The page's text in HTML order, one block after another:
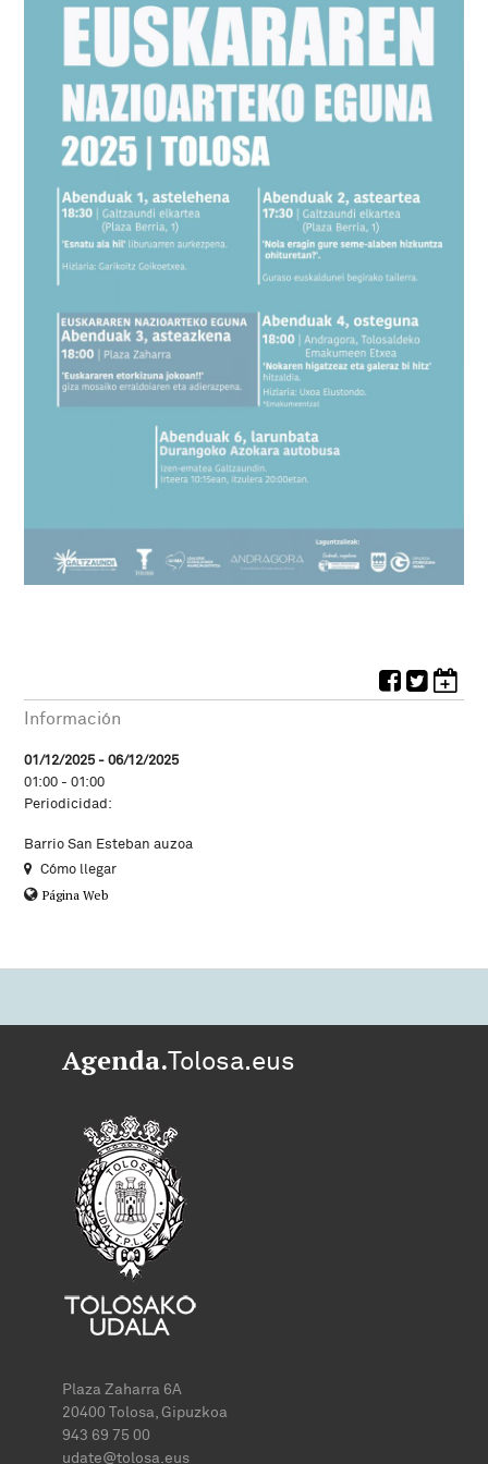
Información
01/12/2025 - 06/12/2025
01:00 - 01:00
Periodicidad:
Barrio San Esteban auzoa
Cómo llegar
Página Web
Agenda.Tolosa.eus
Plaza Zaharra 6A
20400 Tolosa, Gipuzkoa
943 69 75 00
udate@tolosa.eus